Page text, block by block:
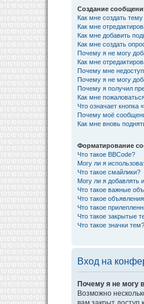
Создание
Как мне создать
Как мне
Как мне добавить
Как мне создать
Почему я не могу
Как мне
Почему мне
Почему я не могу
Почему я получил
Как мне
Что означает кнопка
Почему моё
Как мне вновь
Форматирование
Что такое BBCode?
Могу ли я
Что такое смайлики?
Могу ли я добавлять
Что такое важные
Что такое
Что такое
Что такое закрытые
Что такое значки тем?
Вход на
Почему я не могу
Возможно